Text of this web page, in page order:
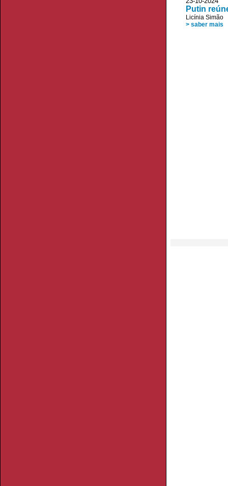
Putin
Licínia Simão
> saber mais